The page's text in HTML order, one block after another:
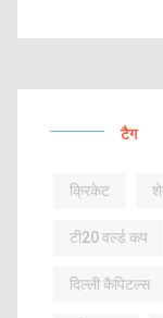
टैग
क्रिकेट
टी20 वर्ल्ड कप
दिल्ली कैपिटल्स